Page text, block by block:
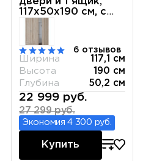
117х50х190 см, с
зеркалом, белый
6 отзывов
Ширина
117,1 см
Высота
190 см
Глубина
50,2 см
22 999 руб.
27 299 руб.
Экономия 4 300 руб.
Купить